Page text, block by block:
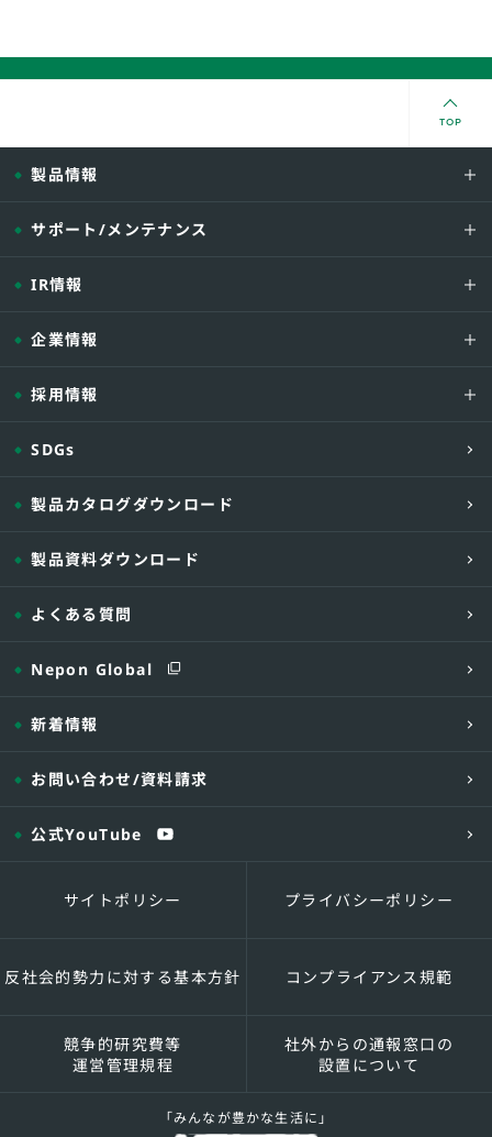
TOP
製品情報
サポート/メンテナンス
IR情報
企業情報
採用情報
SDGs
製品カタログダウンロード
製品資料ダウンロード
よくある質問
Nepon Global
新着情報
お問い合わせ/資料請求
公式YouTube
サイトポリシー プライバシーポリシー
反社会的勢力に対する基本方針 コンプライアンス規範
競争的研究費等
運営管理規程
社外からの通報窓口の
設置について
「みんなが豊かな生活に」